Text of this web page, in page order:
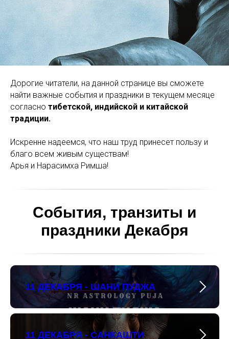
Дорогие читатели, на данной странице вы сможете
найти важные события и праздники в текущем месяце
согласно тибетской, индийской и китайской
традиции.
Искренне надеемся, что наш труд принесет пользу и
благо всем живым существам!
Арья и Нарасимха Римша!
События, транзиты и
праздники Декабря
11 ДЕКАБРЯ - ШАНИ ПУДЖА
11 ДЕКАБРЯ - САНКАШТИ